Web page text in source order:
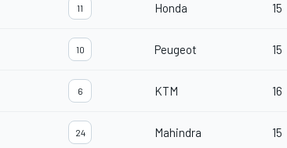
11 Honda 15
10 Peugeot 15
6 KTM 16
24 Mahindra 15